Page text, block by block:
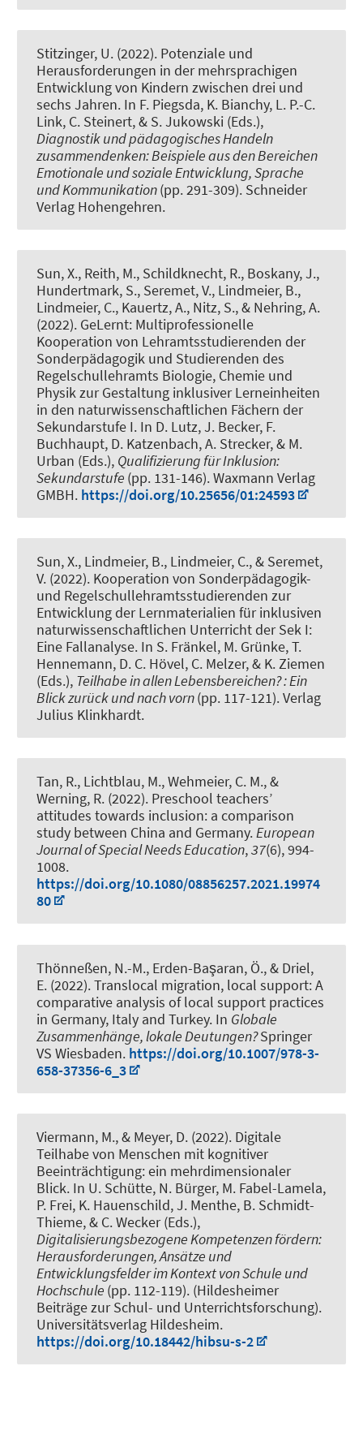
Stitzinger, U. (2022). Potenziale und
Herausforderungen in der mehrsprachigen
Entwicklung von Kindern zwischen drei und
sechs Jahren. In F. Piegsda, K. Bianchy, L. P.-C.
Link, C. Steinert, & S. Jukowski (Eds.),
Diagnostik und pädagogisches Handeln
zusammendenken: Beispiele aus den Bereichen
Emotionale und soziale Entwicklung, Sprache
und Kommunikation(pp. 291-309). Schneider
Verlag Hohengehren.
Sun, X., Reith, M., Schildknecht, R., Boskany, J.,
Hundertmark, S., Seremet, V., Lindmeier, B.,
Lindmeier, C., Kauertz, A., Nitz, S., & Nehring, A.
(2022). GeLernt: Multiprofessionelle
Kooperation von Lehramtsstudierenden der
Sonderpädagogik und Studierenden des
Regelschullehramts Biologie, Chemie und
Physik zur Gestaltung inklusiver Lerneinheiten
in den naturwissenschaftlichen Fächern der
Sekundarstufe I. In D. Lutz, J. Becker, F.
Buchhaupt, D. Katzenbach, A. Strecker, & M.
Urban (Eds.), Qualifizierung für Inklusion:
Sekundarstufe (pp. 131-146). Waxmann Verlag
GMBH. https://doi.org/10.25656/01:24593
Sun, X., Lindmeier, B., Lindmeier, C., & Seremet,
V. (2022). Kooperation von Sonderpädagogik-
und Regelschullehramtsstudierenden zur
Entwicklung der Lernmaterialien für inklusiven
naturwissenschaftlichen Unterricht der Sek I:
Eine Fallanalyse. In S. Fränkel, M. Grünke, T.
Hennemann, D. C. Hövel, C. Melzer, & K. Ziemen
(Eds.), Teilhabe in allen Lebensbereichen? : Ein
Blick zurück und nach vorn(pp. 117-121). Verlag
Julius Klinkhardt.
Tan, R., Lichtblau, M., Wehmeier, C. M., &
Werning, R. (2022). Preschool teachers’
attitudes towards inclusion: a comparison
study between China and Germany.European
Journal of Special Needs Education,37(6), 994-
1008.
https://doi.org/10.1080/08856257.2021.19974
80
Thönneßen, N.-M., Erden-Başaran, Ö., & Driel,
E. (2022).Translocal migration, local support: A
comparative analysis of local support practices
in Germany, Italy and Turkey. In Globale
Zusammenhänge, lokale Deutungen?Springer
VS Wiesbaden. https://doi.org/10.1007/978-3-
658-37356-6_3
Viermann, M., & Meyer, D. (2022). Digitale
Teilhabe von Menschen mit kognitiver
Beeinträchtigung: ein mehrdimensionaler
Blick. In U. Schütte, N. Bürger, M. Fabel-Lamela,
P. Frei, K. Hauenschild, J. Menthe, B. Schmidt-
Thieme, & C. Wecker (Eds.),
Digitalisierungsbezogene Kompetenzen fördern:
Herausforderungen, Ansätze und
Entwicklungsfelder im Kontext von Schule und
Hochschule (pp. 112-119). (Hildesheimer
Beiträge zur Schul- und Unterrichtsforschung).
Universitätsverlag Hildesheim.
https://doi.org/10.18442/hibsu-s-2